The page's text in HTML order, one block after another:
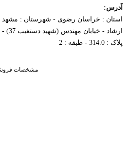
آدرس:
استان : خراسان رضوی - شهرستان :
پلاک : 314.0 - طبقه : 2
مشخصات